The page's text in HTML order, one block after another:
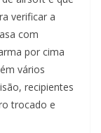
verificar a
com
por cima
vários
recipientes
trocado e